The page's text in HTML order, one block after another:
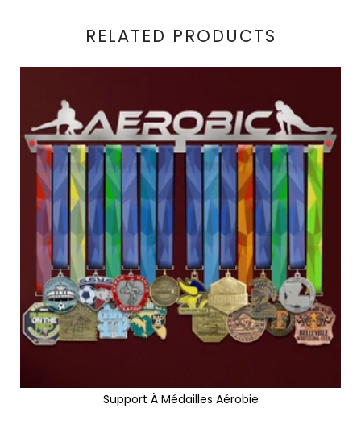
RELATED PRODUCTS
Support À Médailles Aérobie